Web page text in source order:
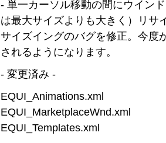
- 単一カーソル移動の間にウイン
は最大サイズよりも大きく）リサ
サイズイングのバグを修正。今度
されるようになります。
- 変更済み -
EQUI_Animations.xml
EQUI_MarketplaceWnd.xml
EQUI_Templates.xml